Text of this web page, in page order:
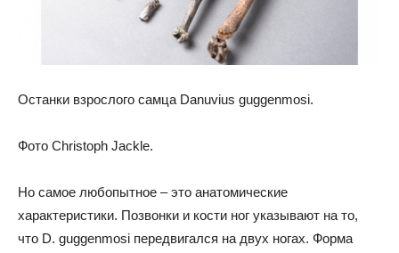
Останки взрослого самца Danuvius guggenmosi.
Фото Christoph Jackle.
Но самое любопытное – это анатомические
характеристики. Позвонки и кости ног указывают на то,
что D. guggenmosi передвигался на двух ногах. Форма